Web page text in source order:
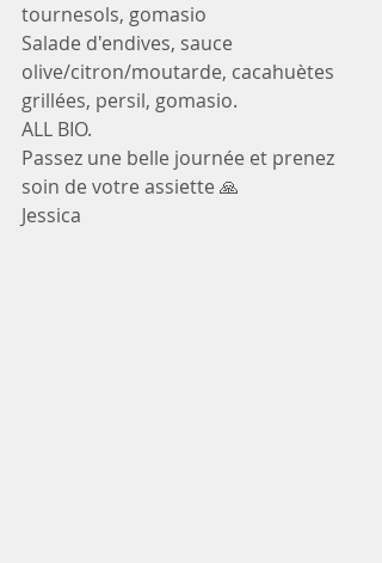
tournesols, gomasio
Salade d'endives, sauce
olive/citron/moutarde, cacahuètes
grillées, persil, gomasio.
ALL BIO.
Passez une belle journée et prenez
soin de votre assiette 🙏
Jessica